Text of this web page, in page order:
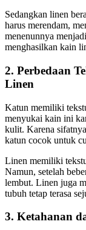
Sedangkan linen
harus merendam,
menenunnya
menghasilkan kain
2. Perbedaan
Linen
Katun memiliki
menyukai kain ini
kulit. Karena
katun cocok untuk
Linen memiliki
Namun, setelah
lembut. Linen juga
tubuh tetap terasa
3. Ketahanan